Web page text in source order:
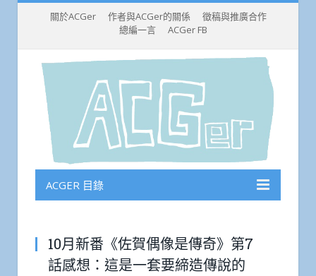
關於ACGer 作者與ACGer的關係
徵稿與推廣合作
總編一言
ACGer FB
ACGER 目錄
10月新番《佐賀偶像是傳奇》第7
話感想：這是一套要締造傳說的